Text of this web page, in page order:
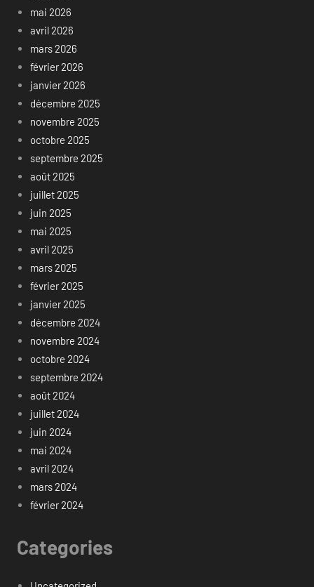
mai 2026
avril 2026
mars 2026
février 2026
janvier 2026
décembre 2025
novembre 2025
octobre 2025
septembre 2025
août 2025
juillet 2025
juin 2025
mai 2025
avril 2025
mars 2025
février 2025
janvier 2025
décembre 2024
novembre 2024
octobre 2024
septembre 2024
août 2024
juillet 2024
juin 2024
mai 2024
avril 2024
mars 2024
février 2024
Categories